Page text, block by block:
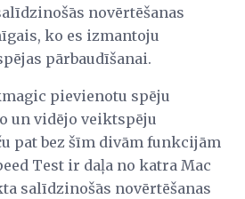
novērtēšanas
ko es izmantoju
pārbaudīšanai.
pievienotu spēju
un vidējo veiktspēju
pat bez šīm divām funkcijām
​​Test ir daļa no katra Mac
salīdzinošās novērtēšanas